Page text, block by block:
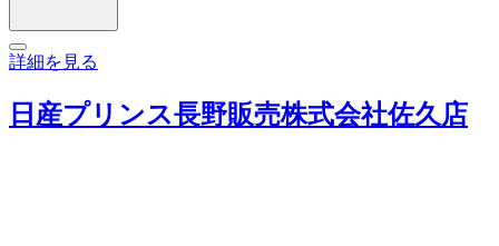
詳細を見る
日産プリンス長野販売株式会社佐久店